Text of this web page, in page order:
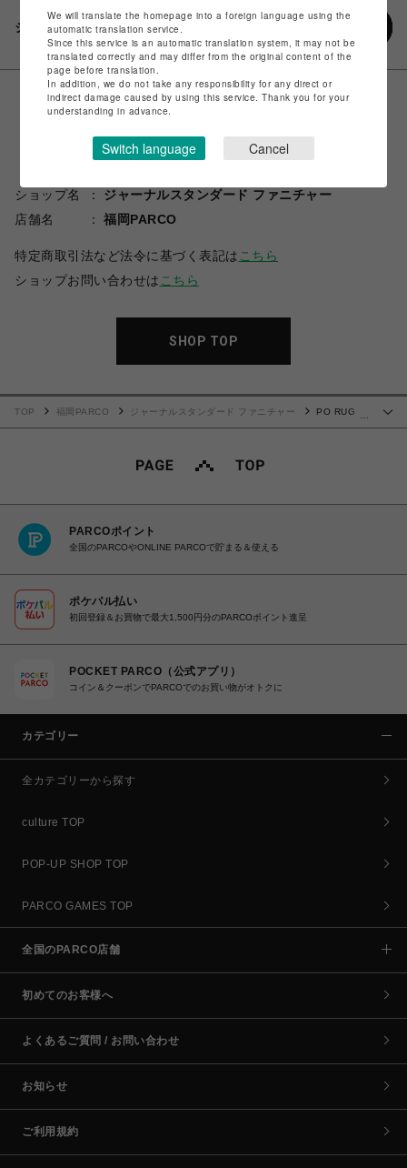
シェアする
ショップ名
ジャーナルスタンダード ファニチャー
店舗名
福岡PARCO
特定商取引法など法令に基づく表記は こちら
ショップお問い合わせは こちら
SHOP TOP
TOP 福岡PARCO ジャーナルスタンダード ファニチャー
PO RUG
PARCOポイント
全国のPARCOやONLINE PARCOで貯まる＆使える
ポケパル払い
初回登録＆お買物で最大1,500円分のPARCOポイント進呈
POCKET PARCO（公式アプリ）
コイン＆クーポンでPARCOでのお買い物がオトクに
カテゴリー
全カテゴリーから探す
culture TOP
POP-UP SHOP TOP
PARCO GAMES TOP
全国のPARCO店舗
初めてのお客様へ
よくあるご質問 / お問い合わせ
お知らせ
ご利用規約
We will translate the homepage into a foreign language using the
automatic translation service.
Since this service is an automatic translation system, it may not be
translated correctly and may differ from the original content of the
page before translation.
In addition, we do not take any responsibility for any direct or
indirect damage caused by using this service. Thank you for your
understanding in advance.
Switch language Cancel